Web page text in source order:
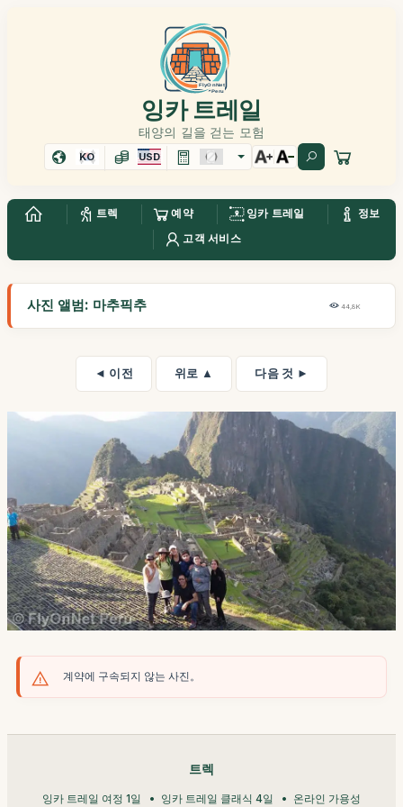
잉카 트레일
태양의 길을 걷는 모험
KO USD
트렉 예약 잉카 트레일
정보
고객 서비스
사진 앨범: 마추픽추 44,8K
◄ 이전 위로 ▲ 다음 것 ►
계약에 구속되지 않는 사진。
트렉
잉카 트레일 여정 1일 잉카 트레일 클래식 4일 온라인 가용성